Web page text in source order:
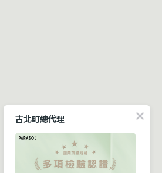
古北町總代理